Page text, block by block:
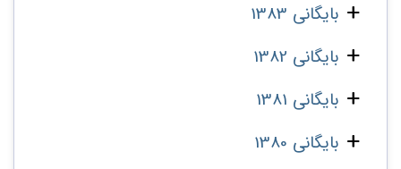
بایگانی 1383
بایگانی 1382
بایگانی 1381
بایگانی 1380